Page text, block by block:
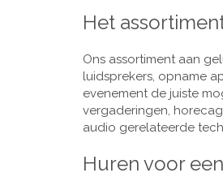
Het
Ons assortiment aan
luidsprekers, opname
evenement de juiste
vergaderingen,
audio gerelateerde
Huren voor